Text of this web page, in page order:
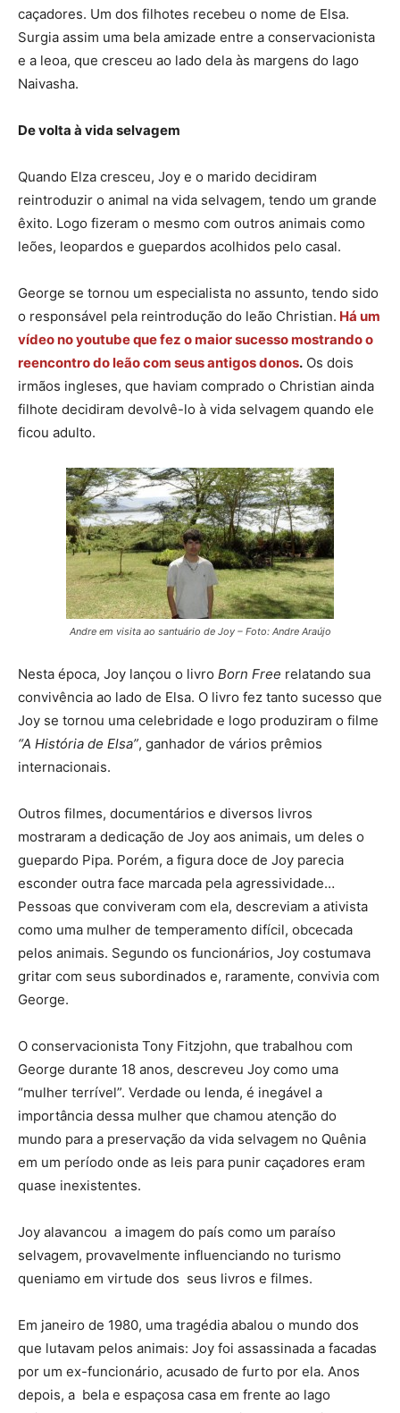
caçadores. Um dos filhotes recebeu o nome de Elsa.
Surgia assim uma bela amizade entre a conservacionista
e a leoa, que cresceu ao lado dela às margens do lago
Naivasha.
De volta à vida selvagem
Quando Elza cresceu, Joy e o marido decidiram
reintroduzir o animal na vida selvagem, tendo um grande
êxito. Logo fizeram o mesmo com outros animais como
leões, leopardos e guepardos acolhidos pelo casal.
George se tornou um especialista no assunto, tendo sido
o responsável pela reintrodução do leão Christian. Há um
vídeo no youtube que fez o maior sucesso mostrando o
reencontro do leão com seus antigos donos. Os dois
irmãos ingleses, que haviam comprado o Christian ainda
filhote decidiram devolvê-lo à vida selvagem quando ele
ficou adulto.
Andre em visita ao santuário de Joy – Foto: Andre Araújo
Nesta época, Joy lançou o livro Born Free relatando sua
convivência ao lado de Elsa. O livro fez tanto sucesso que
Joy se tornou uma celebridade e logo produziram o filme
“A História de Elsa”, ganhador de vários prêmios
internacionais.
Outros filmes, documentários e diversos livros
mostraram a dedicação de Joy aos animais, um deles o
guepardo Pipa. Porém, a figura doce de Joy parecia
esconder outra face marcada pela agressividade…
Pessoas que conviveram com ela, descreviam a ativista
como uma mulher de temperamento difícil, obcecada
pelos animais. Segundo os funcionários, Joy costumava
gritar com seus subordinados e, raramente, convivia com
George.
O conservacionista Tony Fitzjohn, que trabalhou com
George durante 18 anos, descreveu Joy como uma
“mulher terrível”. Verdade ou lenda, é inegável a
importância dessa mulher que chamou atenção do
mundo para a preservação da vida selvagem no Quênia
em um período onde as leis para punir caçadores eram
quase inexistentes.
Joy alavancou a imagem do país como um paraíso
selvagem, provavelmente influenciando no turismo
queniamo em virtude dos seus livros e filmes.
Em janeiro de 1980, uma tragédia abalou o mundo dos
que lutavam pelos animais: Joy foi assassinada a facadas
por um ex-funcionário, acusado de furto por ela. Anos
depois, a bela e espaçosa casa em frente ao lago